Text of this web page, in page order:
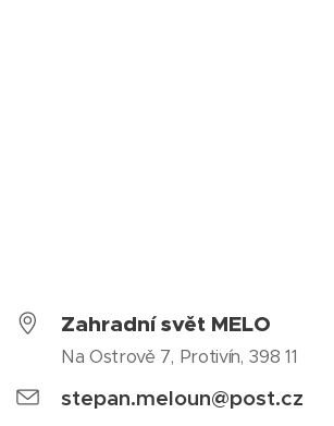
Zahradní svět MELO
Na Ostrově 7, Protivín, 398 11
stepan.meloun@post.cz